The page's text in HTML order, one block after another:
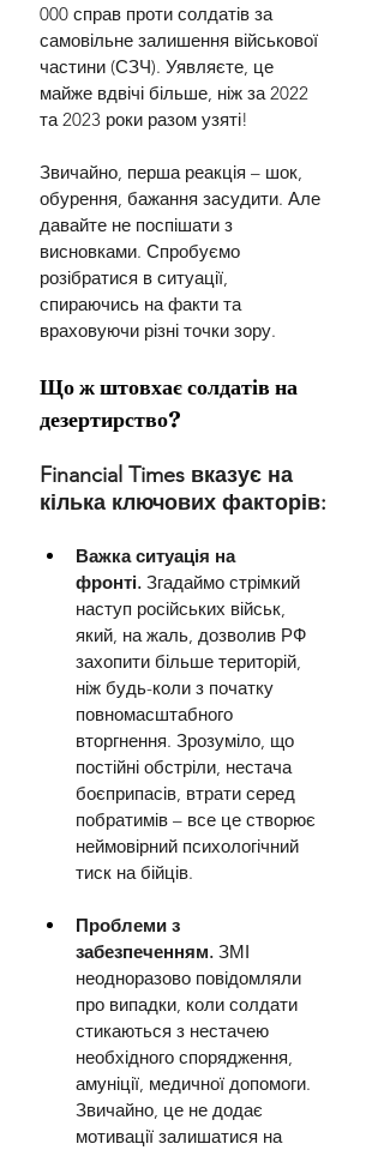
000 справ проти солдатів за
самовільне залишення військової
частини (СЗЧ). Уявляєте, це
майже вдвічі більше, ніж за 2022
та 2023 роки разом узяті!
Звичайно, перша реакція – шок,
обурення, бажання засудити. Але
давайте не поспішати з
висновками. Спробуємо
розібратися в ситуації,
спираючись на факти та
враховуючи різні точки зору.
Що ж штовхає солдатів на
дезертирство?
Financial Times вказує на
кілька ключових факторів:
Важка ситуація на
фронті. Згадаймо стрімкий
наступ російських військ,
який, на жаль, дозволив РФ
захопити більше територій,
ніж будь-коли з початку
повномасштабного
вторгнення. Зрозуміло, що
постійні обстріли, нестача
боєприпасів, втрати серед
побратимів – все це створює
неймовірний психологічний
тиск на бійців.
Проблеми з
забезпеченням. ЗМІ
неодноразово повідомляли
про випадки, коли солдати
стикаються з нестачею
необхідного спорядження,
амуніції, медичної допомоги.
Звичайно, це не додає
мотивації залишатися на